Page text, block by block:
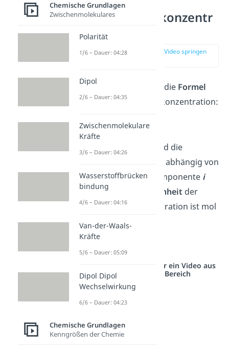
Stoffmengenkonzentr
ation Formel
zur Stelle im Video springen
Im Genaueren lautet die Formel
für die Stoffmengenkonzentration:
Die Stoffmenge
und die
sind abhängig von
der betrachteten Komponente i
der Mischung. Die
Einheit der
Stoffmengenkonzentration ist mol
pro Liter, also
Studyflix vernetzt: Hier ein Video aus
einem anderen Bereich
Chemische Grundlagen
Zwischenmolekulares
Polarität
1/6 – Dauer: 04:28
Dipol
2/6 – Dauer: 04:35
Zwischenmolekulare
Kräfte
3/6 – Dauer: 04:26
Wasserstoffbrücken
bindung
4/6 – Dauer: 04:16
Van-der-Waals-
Kräfte
5/6 – Dauer: 05:09
Dipol Dipol
Wechselwirkung
6/6 – Dauer: 04:23
Chemische Grundlagen
Kenngrößen der Chemie